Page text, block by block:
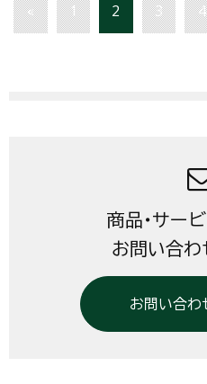
« 1 2 3 4
商品・サー
お問い合わ
お問い合わ